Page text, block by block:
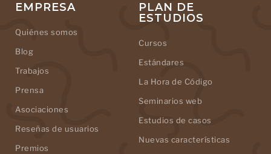
EMPRESA
Quiénes somos
Blog
Trabajos
Prensa
Asociaciones
Reseñas de usuarios
Premios
PLAN DE
ESTUDIOS
Cursos
Estándares
La Hora de Código
Seminarios web
Estudios de casos
Nuevas características